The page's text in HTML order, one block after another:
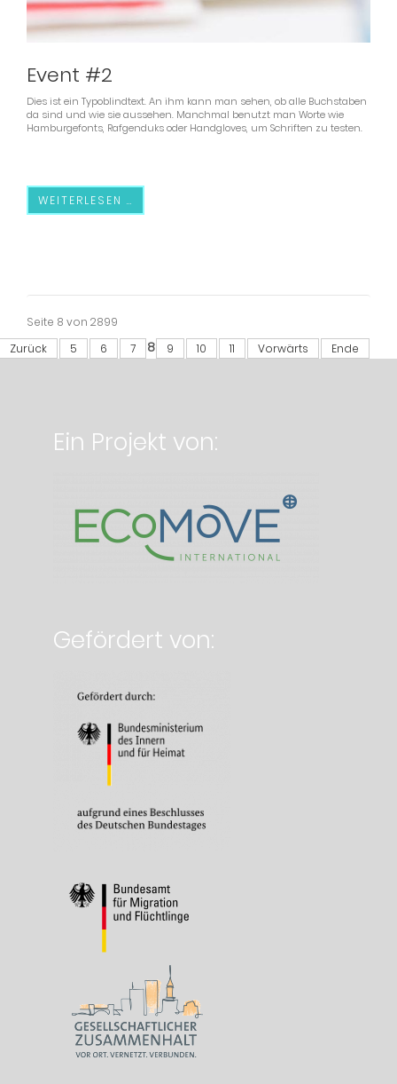
Event #2
Dies ist ein Typoblindtext. An ihm kann man sehen, ob alle Buchstaben
da sind und wie sie aussehen. Manchmal benutzt man Worte wie
Hamburgefonts, Rafgenduks oder Handgloves, um Schriften zu testen.
WEITERLESEN …
Seite 8 von 2899
Zurück
5 6 7 8 9 10 11 Vorwärts Ende
Ein Projekt von:
Gefördert von: